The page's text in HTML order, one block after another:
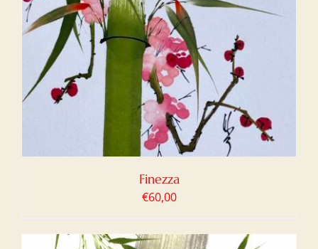
Finezza
€60,00